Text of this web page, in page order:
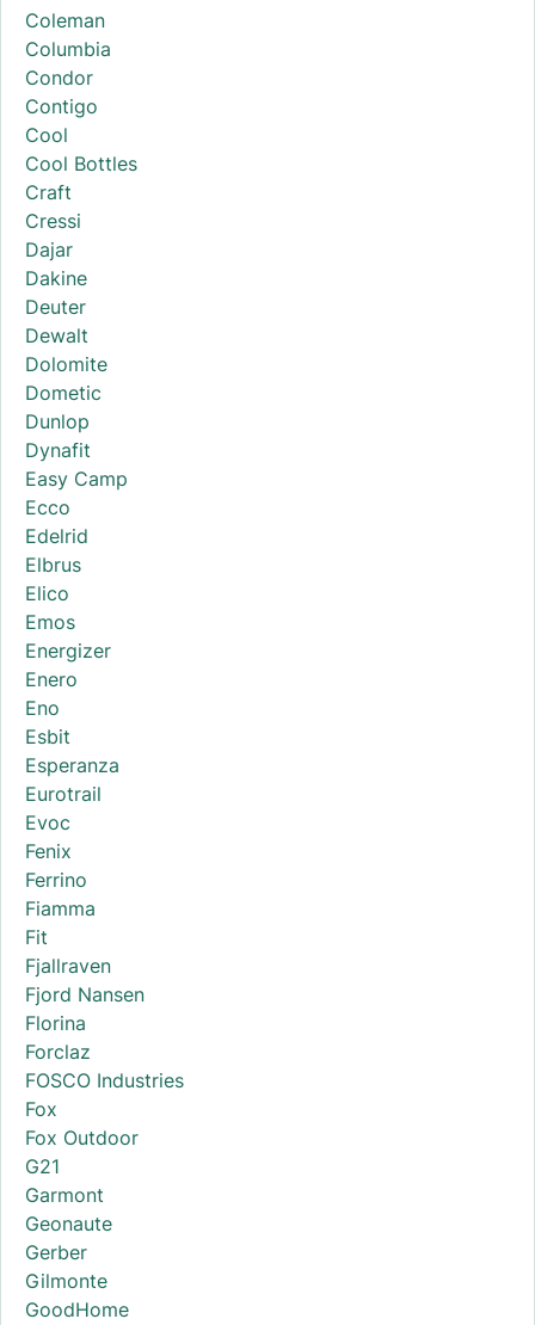
Coleman
Columbia
Condor
Contigo
Cool
Cool Bottles
Craft
Cressi
Dajar
Dakine
Deuter
Dewalt
Dolomite
Dometic
Dunlop
Dynafit
Easy Camp
Ecco
Edelrid
Elbrus
Elico
Emos
Energizer
Enero
Eno
Esbit
Esperanza
Eurotrail
Evoc
Fenix
Ferrino
Fiamma
Fit
Fjallraven
Fjord Nansen
Florina
Forclaz
FOSCO Industries
Fox
Fox Outdoor
G21
Garmont
Geonaute
Gerber
Gilmonte
GoodHome